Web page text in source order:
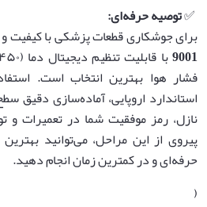
✅توصیه حرفه‌ای:
برای جوشکاری قطعات پزشکی با کیفیت و
9001
فشار هوا بهترین انتخاب است.
استاندارد اروپایی، آماده‌سازی
نازل، رمز موفقیت شما در تعمیرات و
پیروی از این مراحل، می‌توانید
حرفه‌ای و در کمترین زمان انجام دهید.
(